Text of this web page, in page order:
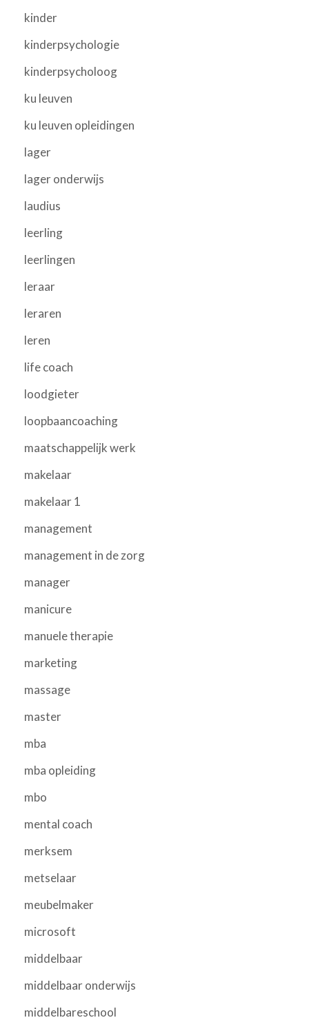
kinder
kinderpsychologie
kinderpsycholoog
ku leuven
ku leuven opleidingen
lager
lager onderwijs
laudius
leerling
leerlingen
leraar
leraren
leren
life coach
loodgieter
loopbaancoaching
maatschappelijk werk
makelaar
makelaar 1
management
management in de zorg
manager
manicure
manuele therapie
marketing
massage
master
mba
mba opleiding
mbo
mental coach
merksem
metselaar
meubelmaker
microsoft
middelbaar
middelbaar onderwijs
middelbareschool